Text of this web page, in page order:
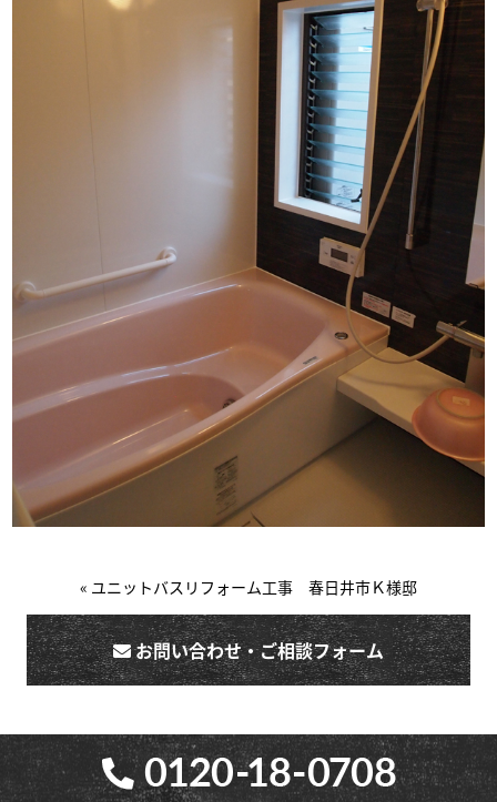
« ユニットバスリフォーム工事 春日井市Ｋ様邸
お問い合わせ・ご相談フォーム